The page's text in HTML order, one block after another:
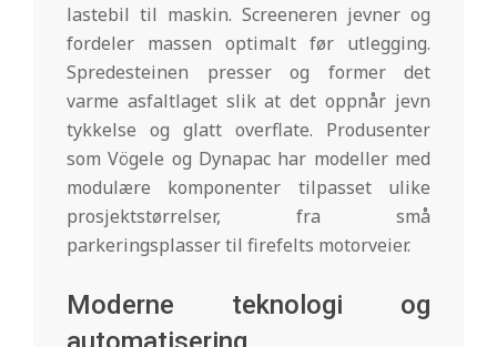
lastebil til maskin. Screeneren jevner og
fordeler massen optimalt før utlegging.
Spredesteinen presser og former det
varme asfaltlaget slik at det oppnår jevn
tykkelse og glatt overflate. Produsenter
som Vögele og Dynapac har modeller med
modulære komponenter tilpasset ulike
prosjektstørrelser, fra små
parkeringsplasser til firefelts motorveier.
Moderne teknologi og